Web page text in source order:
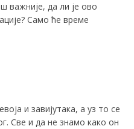
важније, да ли је ово
Само ће време
и завијутака, а уз то се
Све и да не знамо како он